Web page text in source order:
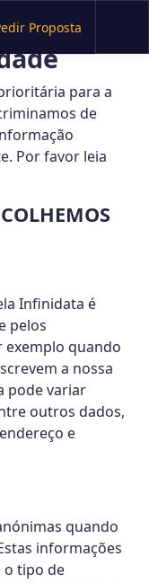
Proposta
para a
de
Por favor leia
Infinidata é
pelos
exemplo quando
a nossa
pode variar
outros dados,
e
quando
informações
o tipo de